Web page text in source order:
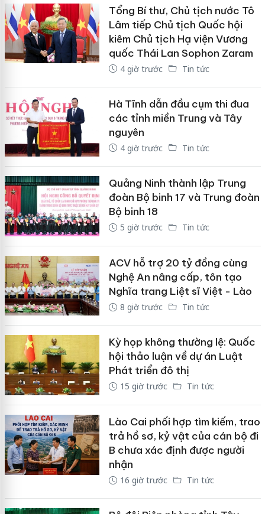
Tổng Bí thư, Chủ tịch nước Tô
Lâm tiếp Chủ tịch Quốc hội
kiêm Chủ tịch Hạ viện Vương
quốc Thái Lan Sophon Zaram
4 giờ trước Tin tức
Hà Tĩnh dẫn đầu cụm thi đua
các tỉnh miền Trung và Tây
nguyên
4 giờ trước Tin tức
Quảng Ninh thành lập Trung
đoàn Bộ binh 17 và Trung đoàn
Bộ binh 18
5 giờ trước Tin tức
ACV hỗ trợ 20 tỷ đồng cùng
Nghệ An nâng cấp, tôn tạo
Nghĩa trang Liệt sĩ Việt - Lào
8 giờ trước Tin tức
Kỳ họp không thường lệ: Quốc
hội thảo luận về dự án Luật
Phát triển đô thị
15 giờ trước Tin tức
Lào Cai phối hợp tìm kiếm, trao
trả hồ sơ, kỷ vật của cán bộ đi
B chưa xác định được người
nhận
16 giờ trước Tin tức